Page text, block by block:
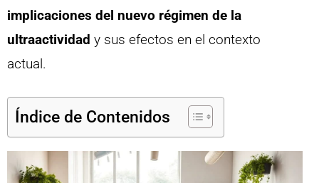
implicaciones del nuevo régimen de la
ultraactividad y sus efectos en el contexto
actual.
Índice de Contenidos